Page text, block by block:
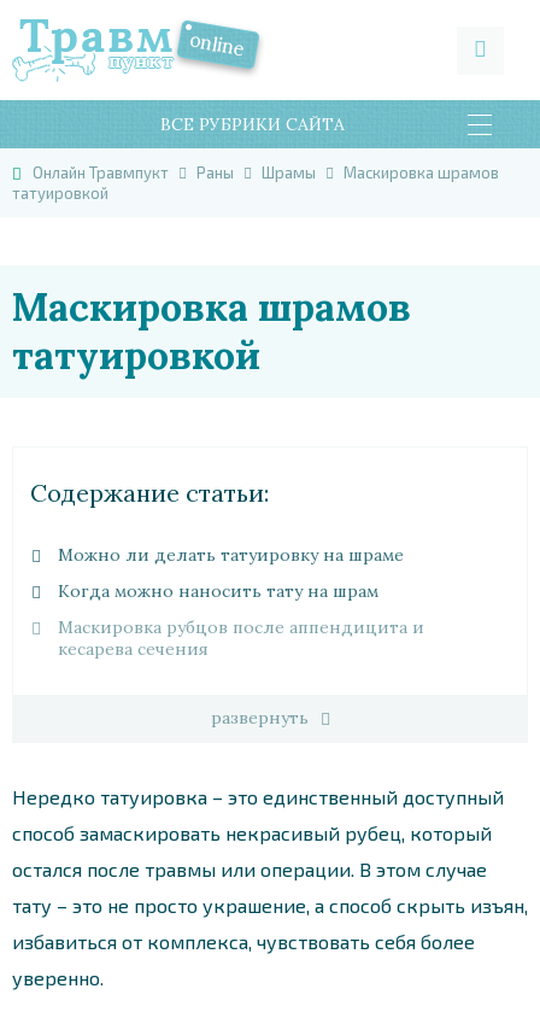
ВСЕ РУБРИКИ САЙТА
Онлайн Травмпукт Раны Шрамы
Маскировка шрамов
татуировкой
Маскировка шрамов
татуировкой
Cодержание статьи:
Можно ли делать татуировку на шраме
Когда можно наносить тату на шрам
Маскировка рубцов после аппендицита и
кесарева сечения
развернуть
Нередко татуировка – это единственный доступный
способ замаскировать некрасивый рубец, который
остался после травмы или операции. В этом случае
тату – это не просто украшение, а способ скрыть изъян,
избавиться от комплекса, чувствовать себя более
уверенно.